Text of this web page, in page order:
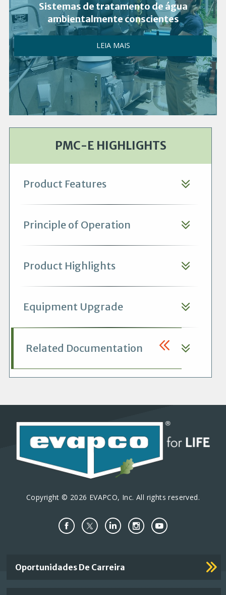
Sistemas de tratamento de água
ambientalmente conscientes
LEIA MAIS
PMC-E HIGHLIGHTS
Product Features
Principle of Operation
Product Highlights
Equipment Upgrade
Related Documentation
Copyright © 2026 EVAPCO, Inc. All rights reserved.
Important
Footer
Oportunidades De Carreira